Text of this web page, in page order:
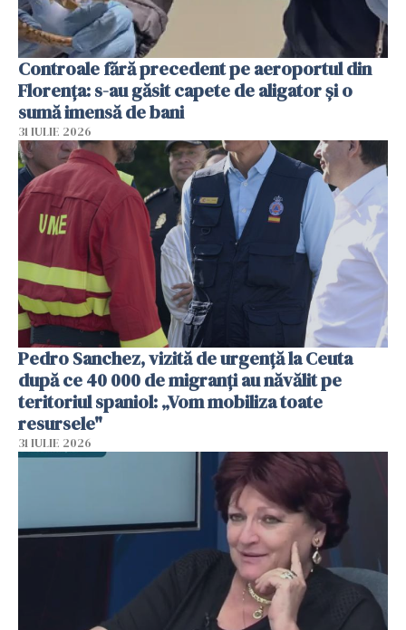
Controale fără precedent pe aeroportul din
Florența: s-au găsit capete de aligator și o
sumă imensă de bani
31 IULIE 2026
Pedro Sanchez, vizită de urgență la Ceuta
după ce 40 000 de migranți au năvălit pe
teritoriul spaniol: „Vom mobiliza toate
resursele"
31 IULIE 2026